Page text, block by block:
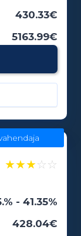
430.33€
5163.99€
★★★☆☆
- 41.35%
428.04€